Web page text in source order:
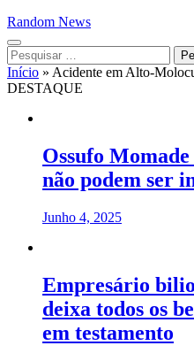
Random News
Pesquisar
por:
Início » Acidente em Alto-
DESTAQUE
Ossufo
não podem ser
Junho 4, 2025
Empresário
deixa todos os
em testamento